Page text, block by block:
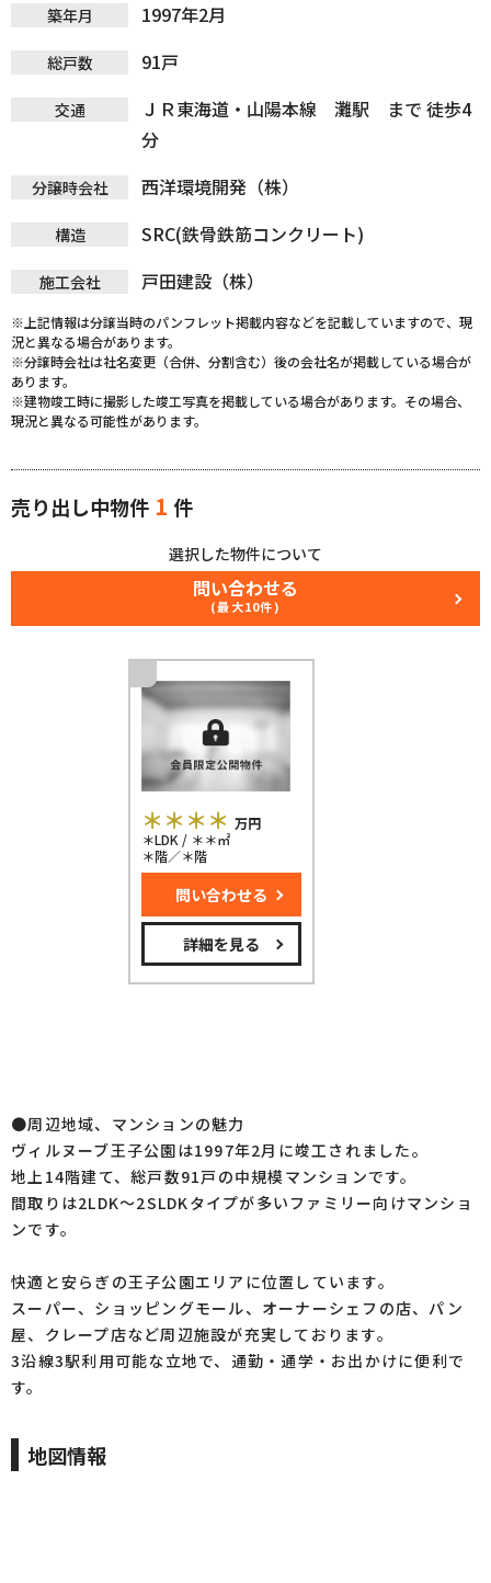
築年月 1997年2月
総戸数 91戸
交通
ＪＲ東海道・山陽本線 灘駅 まで 徒歩4
分
分譲時会社 西洋環境開発（株）
構造 SRC(鉄骨鉄筋コンクリート)
施工会社 戸田建設（株）
※上記情報は分譲当時のパンフレット掲載内容などを記載していますので、現
況と異なる場合があります。
※分譲時会社は社名変更（合併、分割含む）後の会社名が掲載している場合が
あります。
※建物竣工時に撮影した竣工写真を掲載している場合があります。その場合、
現況と異なる可能性があります。
売り出し中物件 1 件
選択した物件について
問い合わせる
(最大10件)
＊＊＊＊ 万円
＊LDK / ＊＊㎡
＊階／＊階
問い合わせる
詳細を見る
●周辺地域、マンションの魅力
ヴィルヌーブ王子公園は1997年2月に竣工されました。
地上14階建て、総戸数91戸の中規模マンションです。
間取りは2LDK～2SLDKタイプが多いファミリー向けマンショ
ンです。
快適と安らぎの王子公園エリアに位置しています。
スーパー、ショッピングモール、オーナーシェフの店、パン
屋、クレープ店など周辺施設が充実しております。
3沿線3駅利用可能な立地で、通勤・通学・お出かけに便利で
す。
地図情報